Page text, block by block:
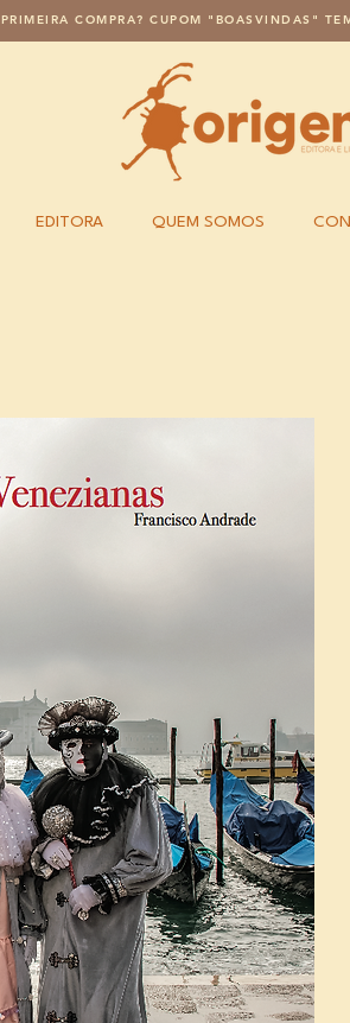
PRIMEIRA COMPRA? CUPOM "BOASVINDAS"
EDITORA QUEM SOMOS